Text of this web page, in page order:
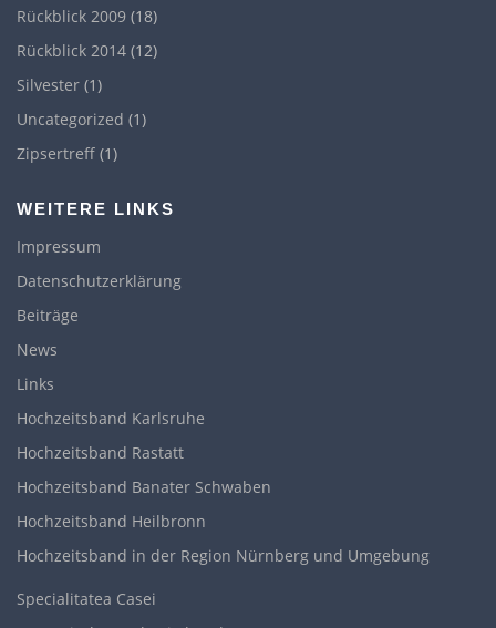
Rückblick 2009 (18)
Rückblick 2014 (12)
Silvester (1)
Uncategorized (1)
Zipsertreff (1)
WEITERE LINKS
Impressum
Datenschutzerklärung
Beiträge
News
Links
Hochzeitsband Karlsruhe
Hochzeitsband Rastatt
Hochzeitsband Banater Schwaben
Hochzeitsband Heilbronn
Hochzeitsband in der Region Nürnberg und Umgebung
Specialitatea Casei